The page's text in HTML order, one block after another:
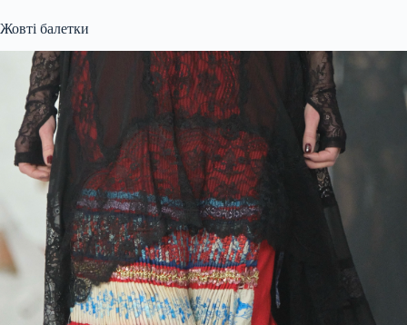
Жовті балетки